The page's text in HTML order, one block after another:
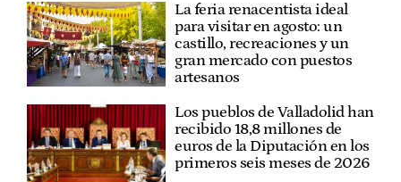
La feria renacentista ideal
para visitar en agosto: un
castillo, recreaciones y un
gran mercado con puestos
artesanos
Los pueblos de Valladolid han
recibido 18,8 millones de
euros de la Diputación en los
primeros seis meses de 2026